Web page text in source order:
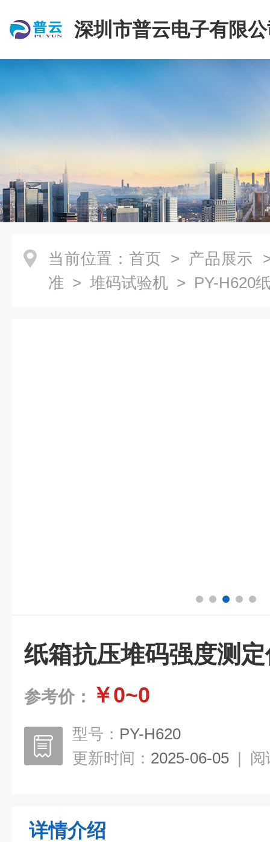
深圳市普云电子有限
当前位置： 首页 > 产品展示
准 > 堆码试验机 > PY-H620
纸箱抗压堆码强度测
参考价： ￥0~0
型号： PY-H620
更新时间： 2025-06-05 | 阅
详情介绍